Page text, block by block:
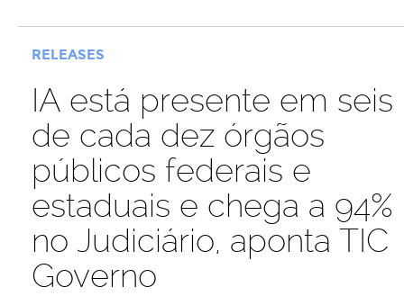
RELEASES
IA está presente em seis
de cada dez órgãos
públicos federais e
estaduais e chega a 94%
no Judiciário, aponta TIC
Governo